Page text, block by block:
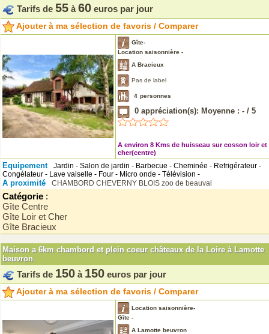
Tarifs de 55 à 60 euros par jour
Ajouter à ma sélection de favoris / Comparer
Gîte-
Location saisonnière -
A Bracieux
Pas de label
4 personnes
0 appréciation(s): Moyenne : - / 5
A environ 8 Kms de huisseau sur cosson loir et
cher(centre)
Equipement
Jardin - Salon de jardin - Barbecue - Cheminée - Refrigérateur -
Congélateur - Lave vaiselle - Four - Micro onde - Télévision -
A proximité CHAMBORD CHEVERNY BLOIS zoo de beauval
Catégorie :
Gîte Centre
Gîte Loir et Cher
Gîte Bracieux
Maison a 6km chambord et plein coeur châteaux de la Loire à Lamotte
beuvron
Tarifs de 150 à 150 euros par jour
Ajouter à ma sélection de favoris / Comparer
Location saisonnière-
Gîte -
A Lamotte beuvron